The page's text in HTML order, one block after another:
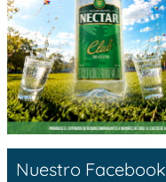
Nuestro Facebook